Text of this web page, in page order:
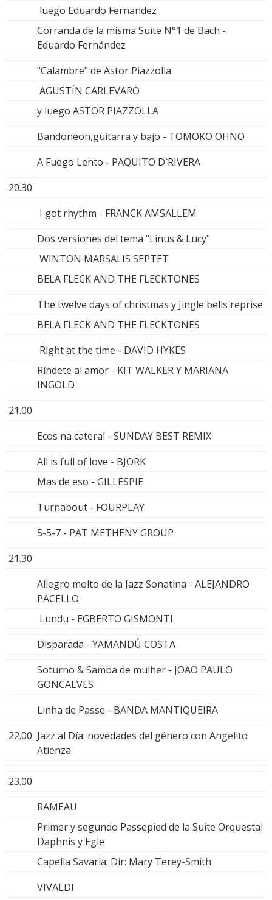
luego Eduardo Fernandez
Corranda de la misma Suite N°1 de Bach -
Eduardo Fernández
"Calambre" de Astor Piazzolla
AGUSTÍN CARLEVARO
y luego ASTOR PIAZZOLLA
Bandoneon,guitarra y bajo - TOMOKO OHNO
A Fuego Lento - PAQUITO D`RIVERA
20.30
I got rhythm - FRANCK AMSALLEM
Dos versiones del tema "Linus & Lucy"
WINTON MARSALIS SEPTET
BELA FLECK AND THE FLECKTONES
The twelve days of christmas y Jingle bells reprise
BELA FLECK AND THE FLECKTONES
Right at the time - DAVID HYKES
Ríndete al amor - KIT WALKER Y MARIANA
INGOLD
21.00
Ecos na cateral - SUNDAY BEST REMIX
All is full of love - BJORK
Mas de eso - GILLESPIE
Turnabout - FOURPLAY
5-5-7 - PAT METHENY GROUP
21.30
Allegro molto de la Jazz Sonatina - ALEJANDRO
PACELLO
Lundu - EGBERTO GISMONTI
Disparada - YAMANDÚ COSTA
Soturno & Samba de mulher - JOAO PAULO
GONCALVES
Linha de Passe - BANDA MANTIQUEIRA
22.00 Jazz al Día: novedades del género con Angelito
Atienza
23.00
RAMEAU
Primer y segundo Passepied de la Suite Orquestal
Daphnis y Egle
Capella Savaria. Dir: Mary Terey-Smith
VIVALDI